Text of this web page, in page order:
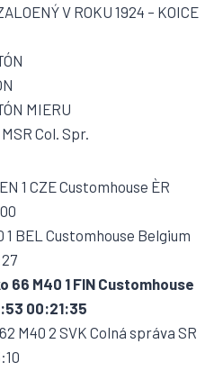
V ROKU 1924 – KOICE
MIERU
Col. Spr.
1 CZE Customhouse ÈR
1 BEL Customhouse Belgium
66 M40 1 FIN Customhouse
00:21:35
M40 2 SVK Colná správa SR